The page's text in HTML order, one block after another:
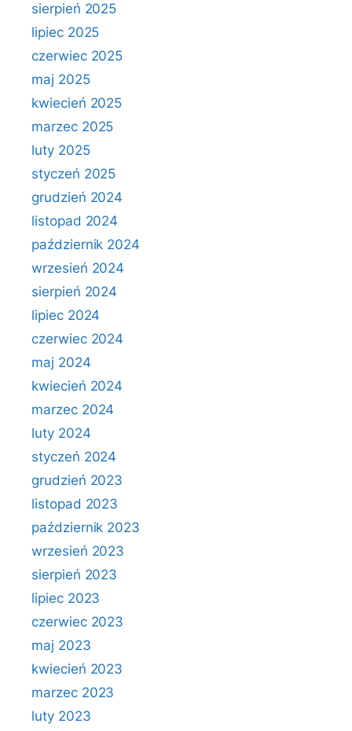
sierpień 2025
lipiec 2025
czerwiec 2025
maj 2025
kwiecień 2025
marzec 2025
luty 2025
styczeń 2025
grudzień 2024
listopad 2024
październik 2024
wrzesień 2024
sierpień 2024
lipiec 2024
czerwiec 2024
maj 2024
kwiecień 2024
marzec 2024
luty 2024
styczeń 2024
grudzień 2023
listopad 2023
październik 2023
wrzesień 2023
sierpień 2023
lipiec 2023
czerwiec 2023
maj 2023
kwiecień 2023
marzec 2023
luty 2023